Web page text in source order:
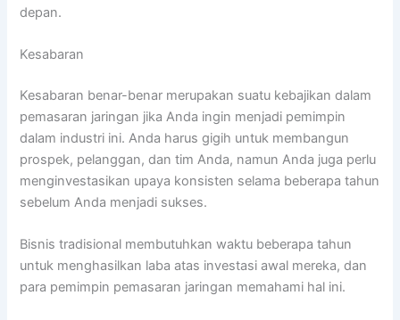
depan.
Kesabaran
Kesabaran benar-benar merupakan suatu kebajikan dalam
pemasaran jaringan jika Anda ingin menjadi pemimpin
dalam industri ini. Anda harus gigih untuk membangun
prospek, pelanggan, dan tim Anda, namun Anda juga perlu
menginvestasikan upaya konsisten selama beberapa tahun
sebelum Anda menjadi sukses.
Bisnis tradisional membutuhkan waktu beberapa tahun
untuk menghasilkan laba atas investasi awal mereka, dan
para pemimpin pemasaran jaringan memahami hal ini.